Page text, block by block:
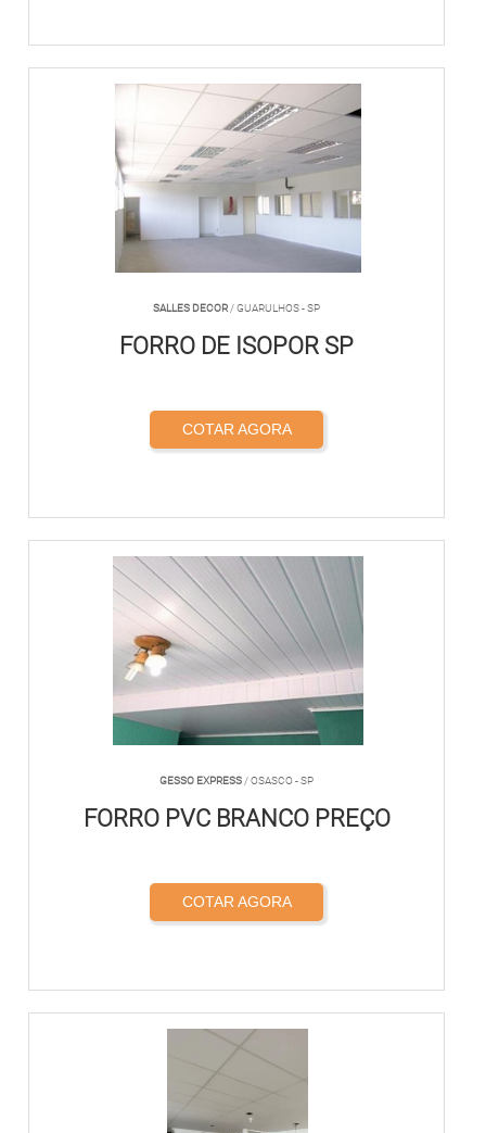
SALLES DECOR / GUARULHOS - SP
FORRO DE ISOPOR SP
COTAR AGORA
GESSO EXPRESS / OSASCO - SP
FORRO PVC BRANCO PREÇO
COTAR AGORA